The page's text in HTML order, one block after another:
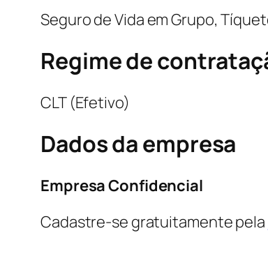
Seguro de Vida em Grupo,
Regime de
CLT (Efetivo)
Dados da empresa
Empresa Confidencial
Cadastre-se gratuitamente pela